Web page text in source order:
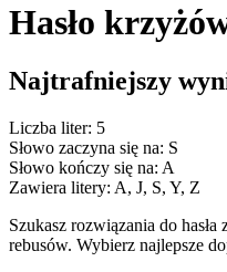
Hasło
Najtrafniejszy
Liczba liter: 5
Słowo zaczyna się na: S
Słowo kończy się na: A
Zawiera litery: A, J, S, Y, Z
Szukasz rozwiązania do
rebusów. Wybierz najlepsze